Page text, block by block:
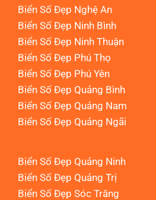
Biển Số Đẹp Nghệ An
Biển Số Đẹp Ninh Bình
Biển Số Đẹp Ninh Thuận
Biển Số Đẹp Phú Thọ
Biển Số Đẹp Phú Yên
Biển Số Đẹp Quảng Bình
Biển Số Đẹp Quảng Nam
Biển Số Đẹp Quảng Ngãi
Biển Số Đẹp Quảng Ninh
Biển Số Đẹp Quảng Trị
Biển Số Đẹp Sóc Trăng